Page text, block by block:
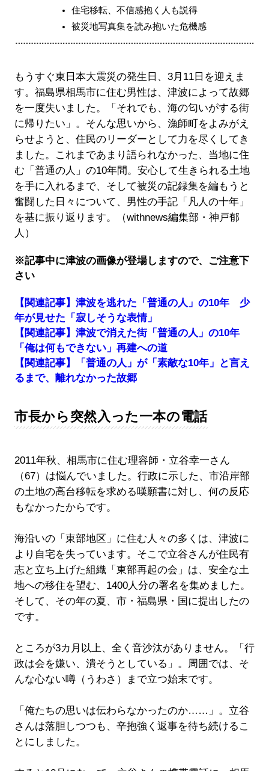
住宅移転、不信感抱く人も説得
被災地写真集を読み抱いた危機感
もうすぐ東日本大震災の発生日、3月11日を迎えま
す。福島県相馬市に住む男性は、津波によって故郷
を一度失いました。「それでも、海の匂いがする街
に帰りたい」。そんな思いから、漁師町をよみがえ
らせようと、住民のリーダーとして力を尽くしてき
ました。これまであまり語られなかった、当地に住
む「普通の人」の10年間。安心して生きられる土地
を手に入れるまで、そして被災の記録集を編もうと
奮闘した日々について、男性の手記「凡人の十年」
を基に振り返ります。（withnews編集部・神戸郁
人）
※記事中に津波の画像が登場しますので、ご注意下
さい
【関連記事】津波を逃れた「普通の人」の10年 少
年が見せた「寂しそうな表情」
【関連記事】津波で消えた街「普通の人」の10年
「俺は何もできない」再建への道
【関連記事】「普通の人」が「素敵な10年」と言え
るまで、離れなかった故郷
市長から突然入った一本の電話
2011年秋、相馬市に住む理容師・立谷幸一さん
（67）は悩んでいました。行政に示した、市沿岸部
の土地の高台移転を求める嘆願書に対し、何の反応
もなかったからです。
海沿いの「東部地区」に住む人々の多くは、津波に
より自宅を失っています。そこで立谷さんが住民有
志と立ち上げた組織「東部再起の会」は、安全な土
地への移住を望む、1400人分の署名を集めました。
そして、その年の夏、市・福島県・国に提出したの
です。
ところが3カ月以上、全く音沙汰がありません。「行
政は会を嫌い、潰そうとしている」。周囲では、そ
んな心ない噂（うわさ）まで立つ始末です。
「俺たちの思いは伝わらなかったのか……」。立谷
さんは落胆しつつも、辛抱強く返事を待ち続けるこ
とにしました。